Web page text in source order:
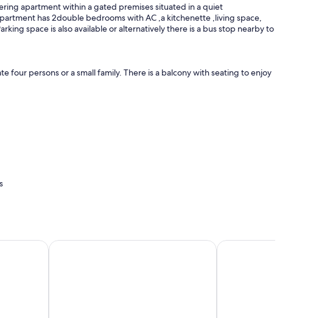
apartment within a gated premises situated in a quiet
has 2double bedrooms with AC ,a kitchenette ,living space,
space is also available or alternatively there is a bus stop nearby to
four persons or a small family. There is a balcony with seating to enjoy
a 5 minute drive. From Carellie you can easily access places of
where you can purchase various spices and handmade crafts
Vigie beach, the Cathedral of the Immaculate Conception and
easily access the highway or find a local bus to visit other
a key to come and go at your leisure.
your arrival (bread, milk, butter, eggs, water, tea/coffee?).
Bayside Villa St. Lucia The Happy Hook